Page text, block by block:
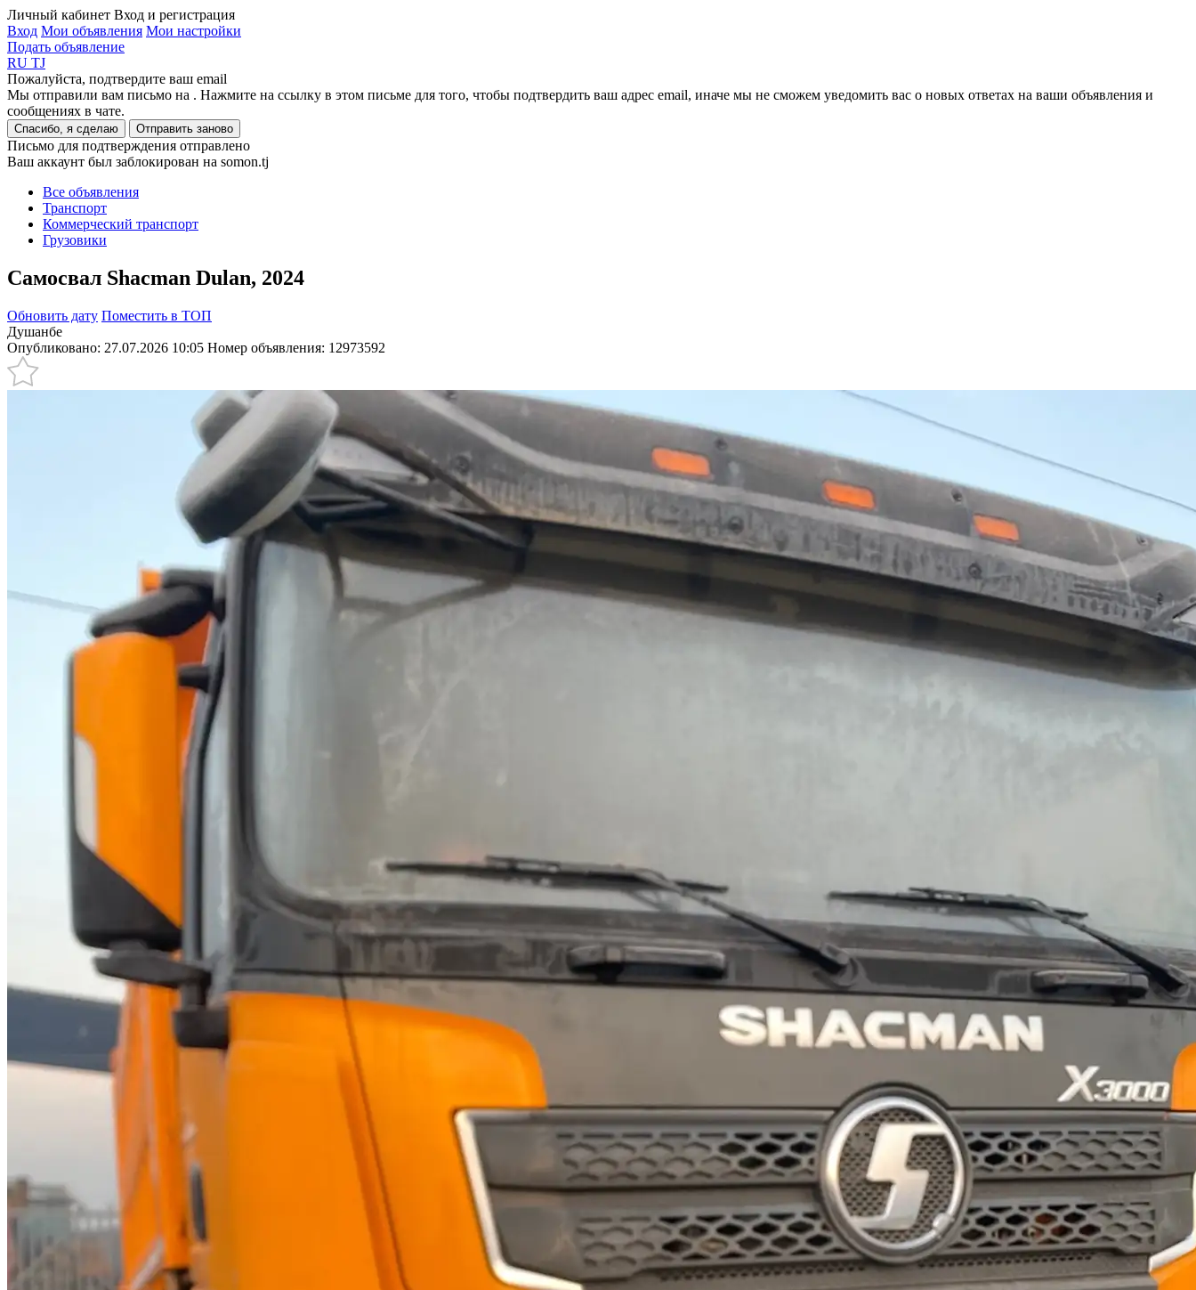
Личный кабинет Вход и регистрация
Вход Мои объявления Мои настройки
Подать объявление
RU TJ
Пожалуйста, подтвердите ваш email
Мы отправили вам письмо на . Нажмите на ссылку в этом письме для того, чтобы подтвердить ваш адрес email, иначе мы не сможем уведомить вас о новых ответах на ваши объявления и
сообщениях в чате.
Спасибо, я сделаю Отправить заново
Письмо для подтверждения отправлено
Ваш аккаунт был заблокирован на somon.tj
Все объявления
Транспорт
Коммерческий транспорт
Грузовики
Самосвал Shacman Dulan, 2024
Обновить дату Поместить в ТОП
Душанбе
Опубликовано: 27.07.2026 10:05 Номер объявления: 12973592